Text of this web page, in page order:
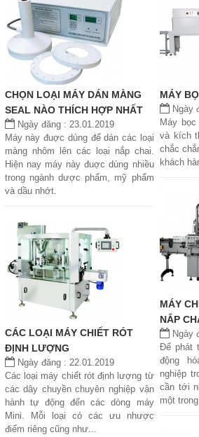
MÁY
Ngày
Máy
và kích
chắc
khách
CHỌN LOẠI MÁY DÁN MÀNG
SEAL NÀO THÍCH HỢP NHẤT
Ngày đăng : 23.01.2019
Máy này đuợc dùng để dán các loại
màng nhôm lên các loại nắp chai.
Hiện nay máy này đuợc dùng nhiều
trong ngành dược phẩm, mỹ phẩm
và dầu nhớt.
MÁY
NẮP
Ngày
Để phát
động
nghiệp
cần tới
một
CÁC LOẠI MÁY CHIẾT RÓT
ĐỊNH LƯỢNG
Ngày đăng : 22.01.2019
Các loại máy chiết rót định lượng từ
các dây chuyền chuyên nghiệp vận
hành tự động đến các dòng máy
Mini. Mỗi loại có các ưu nhược
điểm riêng cũng như...